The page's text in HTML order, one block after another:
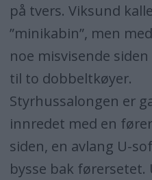
på tvers. Viksund
”minikabin”, men
noe misvisende
til to dobbeltkøyer.
Styrhussalongen er
innredet med en
siden, en avlang U-
bysse bak førersetet.